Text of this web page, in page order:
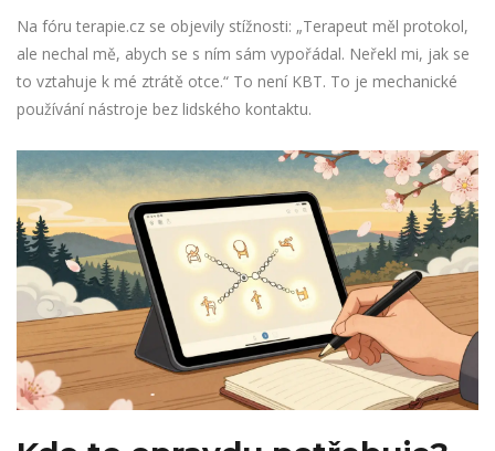
Na fóru terapie.cz se objevily stížnosti: „Terapeut měl protokol,
ale nechal mě, abych se s ním sám vypořádal. Neřekl mi, jak se
to vztahuje k mé ztrátě otce.“ To není KBT. To je mechanické
používání nástroje bez lidského kontaktu.